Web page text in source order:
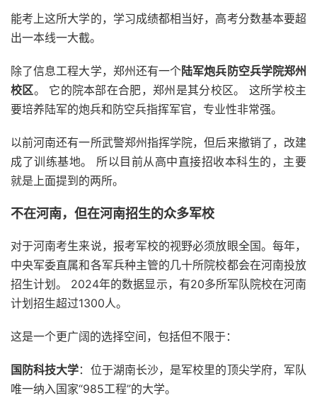
能考上这所大学的，学习成绩都相当好，高考分数基本要超
出一本线一大截。
除了信息工程大学，郑州还有一个陆军炮兵防空兵学院郑州
校区。 它的院本部在合肥，郑州是其分校区。 这所学校主
要培养陆军的炮兵和防空兵指挥军官，专业性非常强。
以前河南还有一所武警郑州指挥学院，但后来撤销了，改建
成了训练基地。 所以目前从高中直接招收本科生的，主要
就是上面提到的两所。
不在河南，但在河南招生的众多军校
对于河南考生来说，报考军校的视野必须放眼全国。每年，
中央军委直属和各军兵种主管的几十所院校都会在河南投放
招生计划。 2024年的数据显示，有20多所军队院校在河南
计划招生超过1300人。
这是一个更广阔的选择空间，包括但不限于：
国防科技大学：位于湖南长沙，是军校里的顶尖学府，军队
唯一纳入国家“985工程”的大学。